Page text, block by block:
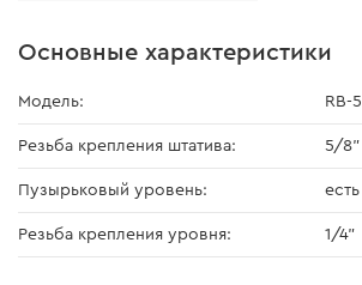
Основные характеристики
Модель: RB-5
Резьба крепления штатива: 5/8"
Пузырьковый уровень: есть
Резьба крепления уровня: 1/4"